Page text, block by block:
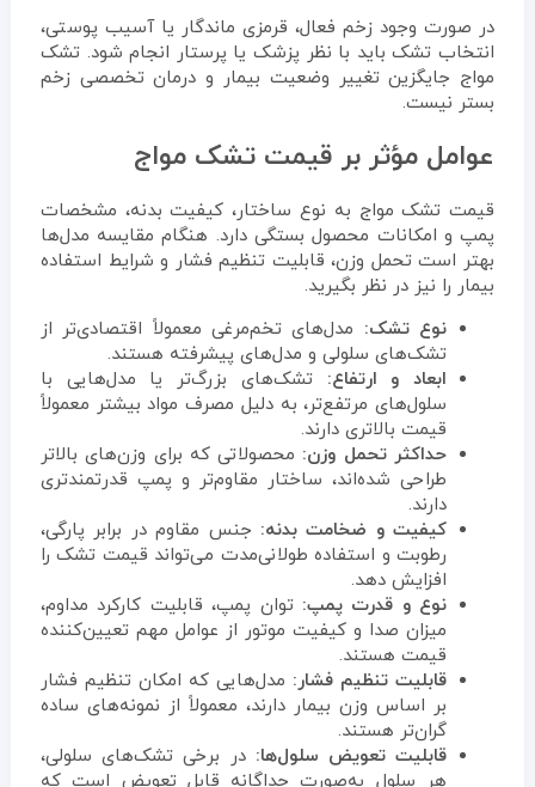
در صورت وجود زخم فعال، قرمزی ماندگار یا آسیب پوستی،
انتخاب تشک باید با نظر پزشک یا پرستار انجام شود. تشک
مواج جایگزین تغییر وضعیت بیمار و درمان تخصصی زخم
بستر نیست.
عوامل مؤثر بر قیمت تشک مواج
قیمت تشک مواج به نوع ساختار، کیفیت بدنه، مشخصات
پمپ و امکانات محصول بستگی دارد. هنگام مقایسه مدل‌ها
بهتر است تحمل وزن، قابلیت تنظیم فشار و شرایط استفاده
بیمار را نیز در نظر بگیرید.
نوع تشک: مدل‌های تخم‌مرغی معمولاً اقتصادی‌تر از
تشک‌های سلولی و مدل‌های پیشرفته هستند.
ابعاد و ارتفاع: تشک‌های بزرگ‌تر یا مدل‌هایی با
سلول‌های مرتفع‌تر، به دلیل مصرف مواد بیشتر معمولاً
قیمت بالاتری دارند.
حداکثر تحمل وزن: محصولاتی که برای وزن‌های بالاتر
طراحی شده‌اند، ساختار مقاوم‌تر و پمپ قدرتمندتری
دارند.
کیفیت و ضخامت بدنه: جنس مقاوم در برابر پارگی،
رطوبت و استفاده طولانی‌مدت می‌تواند قیمت تشک را
افزایش دهد.
نوع و قدرت پمپ: توان پمپ، قابلیت کارکرد مداوم،
میزان صدا و کیفیت موتور از عوامل مهم تعیین‌کننده
قیمت هستند.
قابلیت تنظیم فشار: مدل‌هایی که امکان تنظیم فشار
بر اساس وزن بیمار دارند، معمولاً از نمونه‌های ساده
گران‌تر هستند.
قابلیت تعویض سلول‌ها: در برخی تشک‌های سلولی،
هر سلول به‌صورت جداگانه قابل تعویض است که